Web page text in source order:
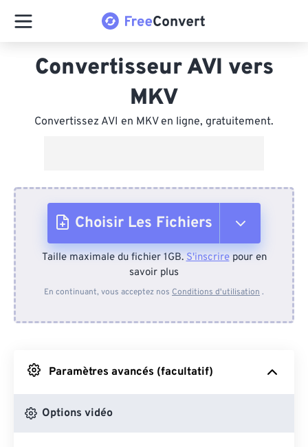
Convertisseur AVI vers
MKV
Convertissez AVI en MKV en ligne, gratuitement.
Choisir Les Fichiers
Depuis l'appareil
Depuis Google Drive
Depuis OneDrive
Taille maximale du fichier 1GB.S'inscrirepour en
savoir plus
En continuant, vous acceptez nos Conditions d'utilisation .
Paramètres avancés (facultatif)
Options vidéo